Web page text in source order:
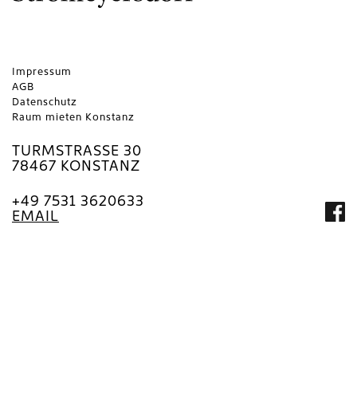
Impressum
AGB
Datenschutz
Raum mieten Konstanz
TURMSTRASSE 30
78467 KONSTANZ
+49 7531 3620633
EMAIL